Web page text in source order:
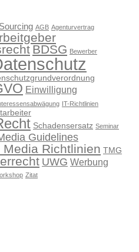
AGB Agenturvertrag
BDSG Bewerber
Einwilligung
IT-Richtlinien
Schadensersatz Seminar
Guidelines
Media Richtlinien TMG
UWG Werbung
Zitat